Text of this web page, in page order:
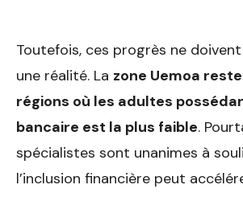
Toutefois, ces progrès ne
une réalité. La zone Uemoa
régions où les adultes
bancaire est la plus faible.
spécialistes sont unanimes à
l’inclusion financière peut